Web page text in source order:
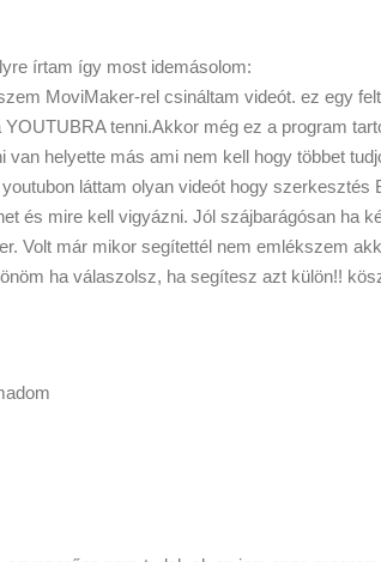
írtam így most idemásolom:
MoviMaker-rel csináltam videót. ez egy
tenni.Akkor még ez a program
helyette más ami nem kell hogy többet
láttam olyan videót hogy szerkesztés
és mire kell vigyázni. Jól szájbarágósan ha
Volt már mikor segítettél nem emlékszem
ha válaszolsz, ha segítesz azt külön!!